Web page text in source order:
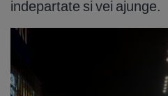
indepartate si vei ajunge.